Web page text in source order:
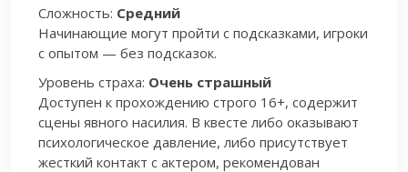
Сложность: Средний
Начинающие могут пройти с подсказками, игроки
с опытом — без подсказок.
Уровень страха: Очень страшный
Доступен к прохождению строго 16+, содержит
сцены явного насилия. В квесте либо оказывают
психологическое давление, либо присутствует
жесткий контакт с актером, рекомендован